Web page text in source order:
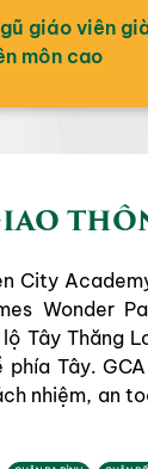
giáo viên
môn cao
City
Wonder
Tây Thăng
phía Tây.
nhiệm, an